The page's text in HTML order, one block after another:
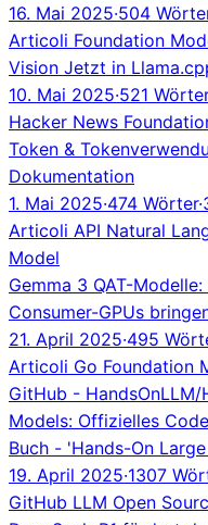
16. Mai 2025·504
Articoli Foundation
Vision Jetzt in
10. Mai 2025·521 Wörter
Hacker News
Token &
Dokumentation
1. Mai 2025·474 Wörter·
Articoli API Natural
Model
Gemma 3 QAT-
Consumer-GPUs
21. April 2025·495
Articoli Go Foundation
GitHub -
Models: Offizielles
Buch - 'Hands-On
19. April 2025·1307
GitHub LLM Open